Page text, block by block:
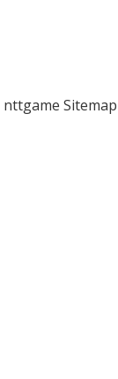
nttgame Sitemap